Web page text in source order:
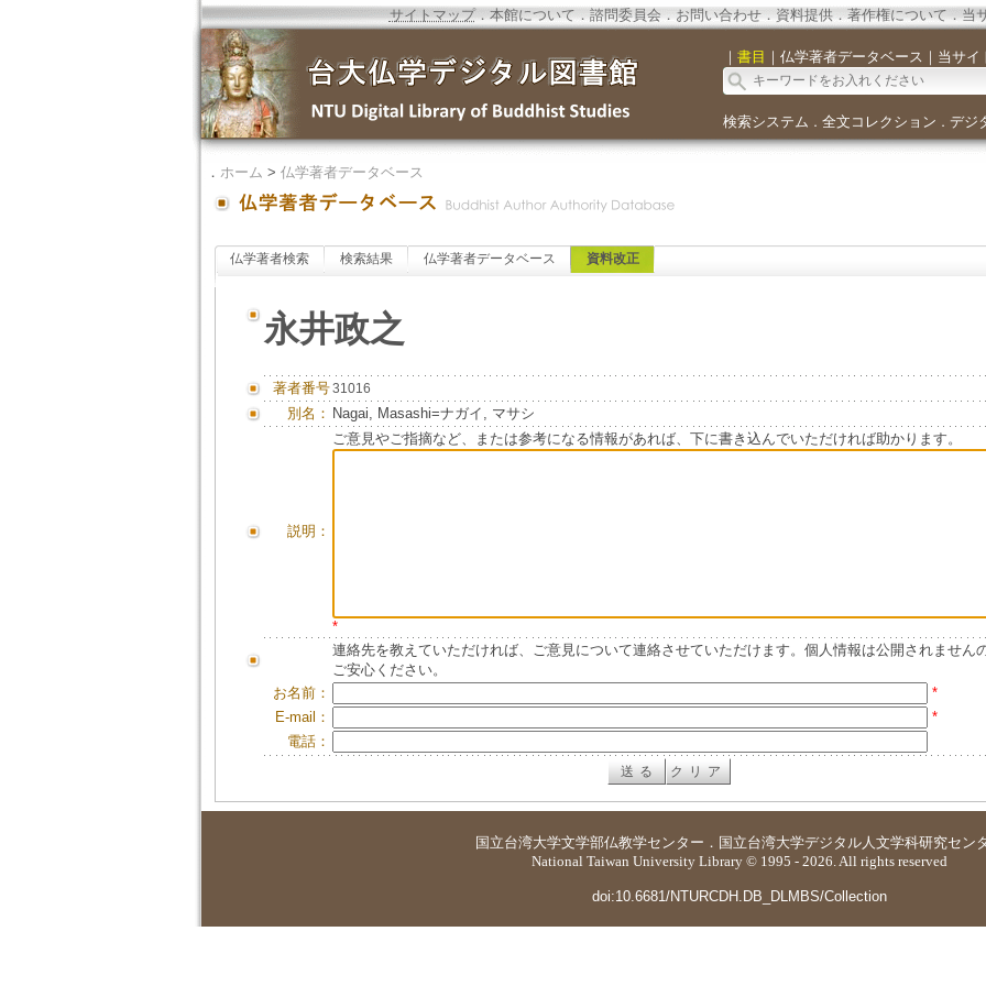
サイトマップ．本館について．諮問委員会． お問い合わせ． 資料提供．著作権について．当
｜ 書目 ｜ 仏学著者データベース ｜ 当サイ
検索システム ． 全文コレクション ． デジ
． ホーム > 仏学著者データベース
仏学著者検索 検索結果 仏学著者データベース 資料改正
永井政之
著者番号31016
別名： Nagai, Masashi=ナガイ, マサシ
説明：
ご意見やご指摘など、または参考になる情報があれば、下に書き込んでいただければ助かります。
*
連絡先を教えていただければ、ご意見について連絡させていただけます。個人情報は公開されません
ご安心ください。
お名前：
*
E-mail：
*
電話：
国立台湾大学文学部仏教学センター ． 国立台湾大学デジタル人文学科研究セン
National Taiwan University Library © 1995 - 2026. All rights reserved
doi:10.6681/NTURCDH.DB_DLMBS/Collection